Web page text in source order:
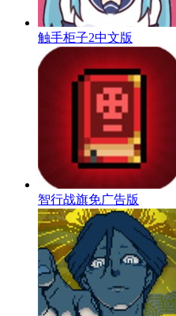
触手柜子2中文版
智行战旗免广告版